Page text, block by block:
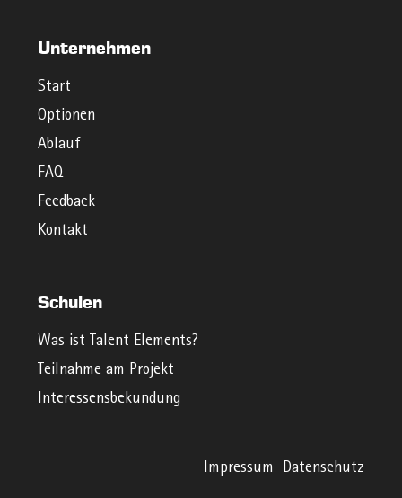
Unternehmen
Start
Optionen
Ablauf
FAQ
Feedback
Kontakt
Schulen
Was ist Talent Elements?
Teilnahme am Projekt
Interessensbekundung
Impressum Datenschutz